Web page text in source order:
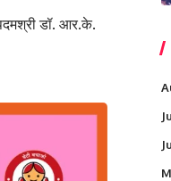
डॉ. आर.के.